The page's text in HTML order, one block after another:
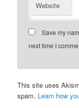
Website
Save my
next time I
This site uses
spam. Learn how